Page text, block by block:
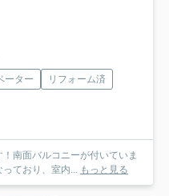
ーター
リフォーム済
南面バルコニーが付いていま
ており、室内... もっと見る